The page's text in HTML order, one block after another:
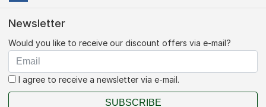
Newsletter
Would you like to receive our discount offers via e-mail?
I agree to receive a newsletter via e-mail.
SUBSCRIBE